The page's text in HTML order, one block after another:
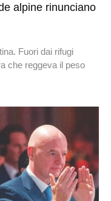
alpine rinunciano
Fuori dai rifugi
che reggeva il peso